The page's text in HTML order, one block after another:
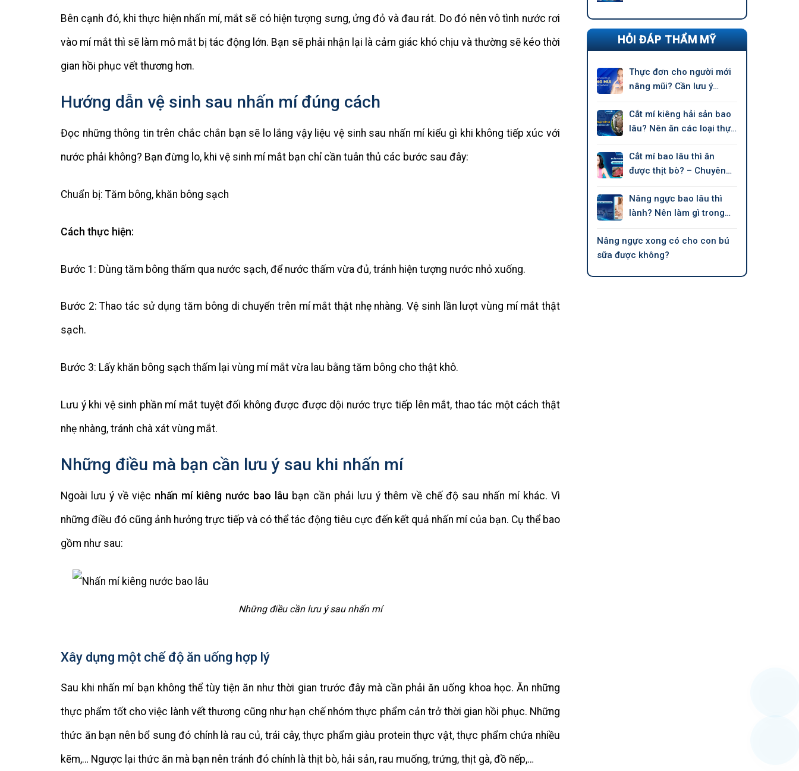
Bên cạnh đó, khi thực hiện nhấn mí, mắt sẽ có hiện tượng sưng, ửng đỏ và đau rát. Do đó nên vô tình nước rơi
vào mí mắt thì sẽ làm mô mắt bị tác động lớn. Bạn sẽ phải nhận lại là cảm giác khó chịu và thường sẽ kéo thời
gian hồi phục vết thương hơn.
Hướng dẫn vệ sinh sau nhấn mí đúng cách
Đọc những thông tin trên chắc chắn bạn sẽ lo lắng vậy liệu vệ sinh sau nhấn mí kiểu gì khi không tiếp xúc với
nước phải không? Bạn đừng lo, khi vệ sinh mí mắt bạn chỉ cần tuân thủ các bước sau đây:
Chuẩn bị: Tăm bông, khăn bông sạch
Cách thực hiện:
Bước 1: Dùng tăm bông thấm qua nước sạch, để nước thấm vừa đủ, tránh hiện tượng nước nhỏ xuống.
Bước 2: Thao tác sử dụng tăm bông di chuyển trên mí mắt thật nhẹ nhàng. Vệ sinh lần lượt vùng mí mắt thật
sạch.
Bước 3: Lấy khăn bông sạch thấm lại vùng mí mắt vừa lau bằng tăm bông cho thật khô.
Lưu ý khi vệ sinh phần mí mắt tuyệt đối không được được dội nước trực tiếp lên mắt, thao tác một cách thật
nhẹ nhàng, tránh chà xát vùng mắt.
Những điều mà bạn cần lưu ý sau khi nhấn mí
Ngoài lưu ý về việc nhấn mí kiêng nước bao lâu bạn cần phải lưu ý thêm về chế độ sau nhấn mí khác. Vì
những điều đó cũng ảnh hưởng trực tiếp và có thể tác động tiêu cực đến kết quả nhấn mí của bạn. Cụ thể bao
gồm như sau:
Những điều cần lưu ý sau nhấn mí
Xây dựng một chế độ ăn uống hợp lý
Sau khi nhấn mí bạn không thể tùy tiện ăn như thời gian trước đây mà cần phải ăn uống khoa học. Ăn những
thực phẩm tốt cho việc lành vết thương cũng như hạn chế nhóm thực phẩm cản trở thời gian hồi phục. Những
thức ăn bạn nên bổ sung đó chính là rau củ, trái cây, thực phẩm giàu protein thực vật, thực phẩm chứa nhiều
kẽm,… Ngược lại thức ăn mà bạn nên tránh đó chính là thịt bò, hải sản, rau muống, trứng, thịt gà, đồ nếp,…
HỎI ĐÁP THẨM MỸ
Thực đơn cho người mới
nâng mũi? Cần lưu ý
Cắt mí kiêng hải sản bao
lâu? Nên ăn các loại thực
Cắt mí bao lâu thì ăn
được thịt bò? – Chuyên
Nâng ngực bao lâu thì
lành? Nên làm gì trong
Nâng ngực xong có cho con bú
sữa được không?